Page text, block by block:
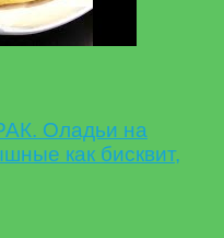
Оладьи на
как бисквит,